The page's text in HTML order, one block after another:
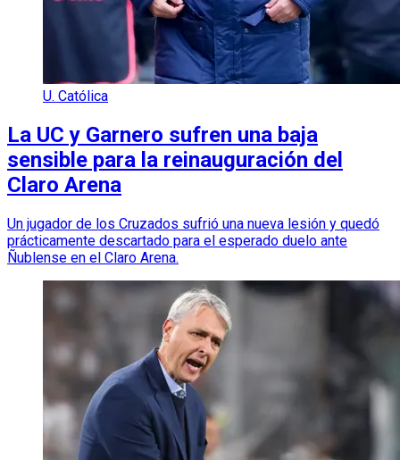
U. Católica
La UC y Garnero sufren una baja
sensible para la reinauguración del
Claro Arena
Un jugador de los Cruzados sufrió una nueva lesión y quedó
prácticamente descartado para el esperado duelo ante
Ñublense en el Claro Arena.